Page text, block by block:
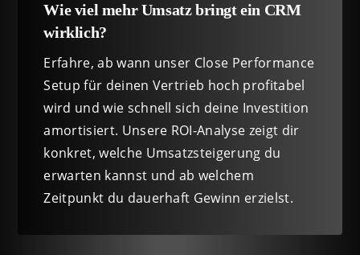
Wie viel mehr Umsatz bringt ein CRM
wirklich?
Erfahre, ab wann unser Close Performance
Setup für deinen Vertrieb hoch profitabel
wird und wie schnell sich deine Investition
amortisiert. Unsere ROI-Analyse zeigt dir
konkret, welche Umsatzsteigerung du
erwarten kannst und ab welchem
Zeitpunkt du dauerhaft Gewinn erzielst.